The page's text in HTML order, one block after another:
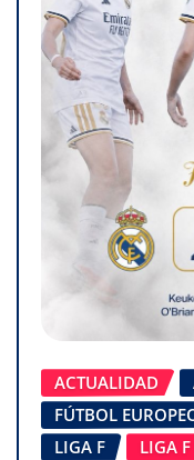
ACTUALIDAD
FÚTBOL
LIGA F
LIGA